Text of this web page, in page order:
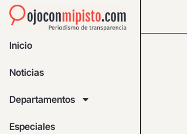
Inicio
Noticias
Departamentos
Especiales